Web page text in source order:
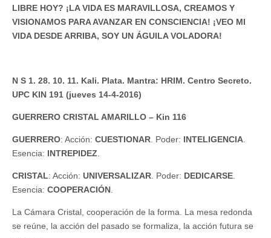
LIBRE HOY? ¡LA VIDA ES MARAVILLOSA, CREAMOS Y
VISIONAMOS PARA AVANZAR EN CONSCIENCIA! ¡VEO MI
VIDA DESDE ARRIBA, SOY UN ÁGUILA VOLADORA!
N S 1. 28. 10. 11. Kali. Plata. Mantra: HRIM. Centro Secreto.
UPC KIN 191 (jueves 14-4-2016)
GUERRERO CRISTAL AMARILLO – Kin 116
GUERRERO: Acción: CUESTIONAR. Poder: INTELIGENCIA.
Esencia: INTREPIDEZ.
CRISTAL: Acción: UNIVERSALIZAR. Poder: DEDICARSE.
Esencia: COOPERACIÓN.
La Cámara Cristal, cooperación de la forma. La mesa redonda
se reúne, la acción del pasado se formaliza, la acción futura se